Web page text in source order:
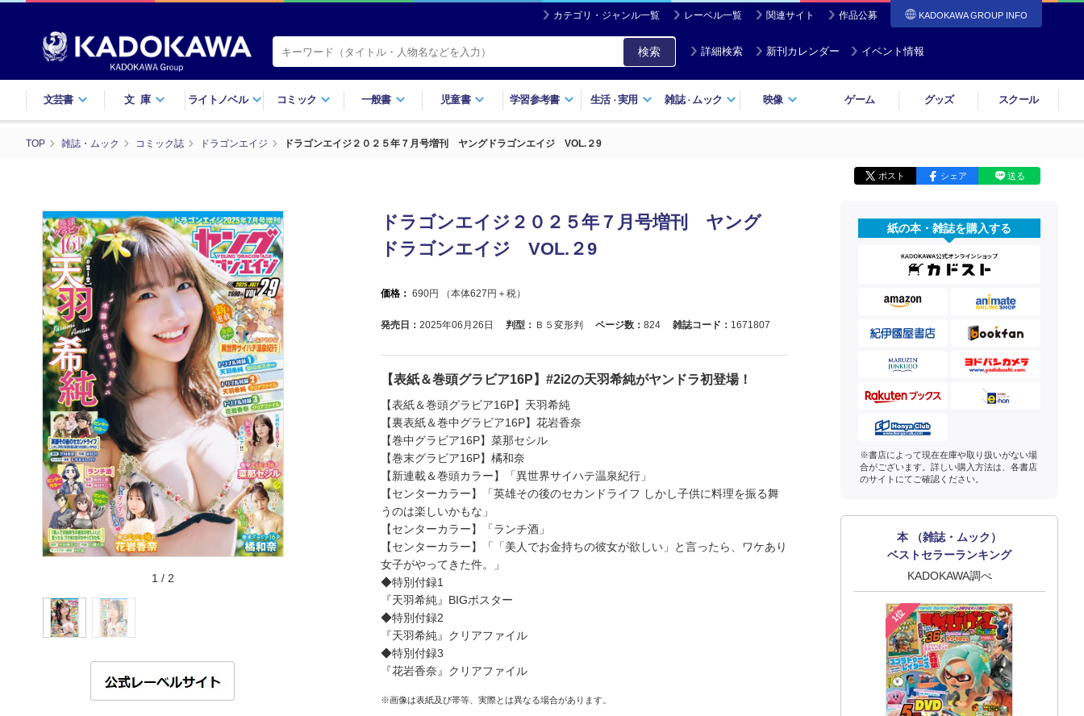
カテゴリ・ジャンル一覧 レーベル一覧 関連サイト 作品公募 KADOKAWA GROUP INFO
検索 詳細検索 新刊カレンダー イベント情報
文芸書 文庫 ライトノベル コミック 一般書 児童書 学習参考書 生活・実用 雑誌・ ムック 映像 ゲーム グッズ スクール
TOP 雑誌・ムック コミック誌 ドラゴンエイジ ドラゴンエイジ２０２５年７月号増刊 ヤングドラゴンエイジ VOL.２9
ポスト シェア 送る
1 / 2
ドラゴンエイジ２０２５年７月号増刊 ヤング
ドラゴンエイジ VOL.２9
価格： 690円 （本体627 円＋税）
発売日： 2025年06月26日 判型： Ｂ５変形判 ページ数： 824 雑誌コード： 1671807
【表紙＆巻頭グラビア16P】#2i2の天羽希純がヤンドラ初登場！
【表紙＆巻頭グラビア16P】天羽希純
【裏表紙＆巻中グラビア16P】花岩香奈
【巻中グラビア16P】菜那セシル
【巻末グラビア16P】橘和奈
【新連載＆巻頭カラー】「異世界サイハテ温泉紀行」
【センターカラー】「英雄その後のセカンドライフ しかし子供に料理を振る舞
うのは楽しいかもな」
【センターカラー】「ランチ酒」
【センターカラー】「「美人でお金持ちの彼女が欲しい」と言ったら、ワケあり
女子がやってきた件。」
◆特別付録1
『天羽希純』BIGポスター
◆特別付録2
『天羽希純』クリアファイル
◆特別付録3
『花岩香奈』クリアファイル
※画像は表紙及び帯等、実際とは異なる場合があります。
紙の本・雑誌を購入する
※書店によって現在在庫や取り扱いがない場
合がございます。詳しい購入方法は、各書店
のサイトにてご確認ください。
本 （雑誌・ムック）
ベストセラーランキング
KADOKAWA調べ
1位